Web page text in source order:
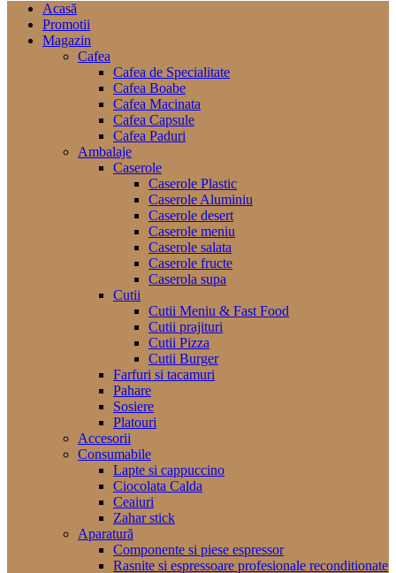
Acasă
Promotii
Magazin
Cafea
Cafea de Specialitate
Cafea Boabe
Cafea Macinata
Cafea Capsule
Cafea Paduri
Ambalaje
Caserole
Caserole Plastic
Caserole Aluminiu
Caserole desert
Caserole meniu
Caserole salata
Caserole fructe
Caserola supa
Cutii
Cutii Meniu & Fast Food
Cutii prajituri
Cutii Pizza
Cutii Burger
Farfuri si tacamuri
Pahare
Sosiere
Platouri
Accesorii
Consumabile
Lapte si cappuccino
Ciocolata Calda
Ceaiuri
Zahar stick
Aparatură
Componente si piese espressor
Rasnite si espressoare profesionale reconditionate